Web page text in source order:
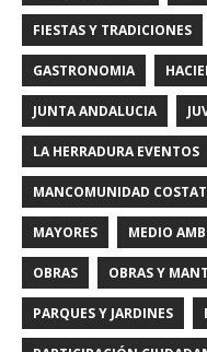
FIESTAS Y TRADICIONES
GASTRONOMIA
JUNTA ANDALUCIA
LA HERRADURA EVENTOS
MANCOMUNIDAD
MAYORES MEDIO
OBRAS OBRAS Y
PARQUES Y JARDINES